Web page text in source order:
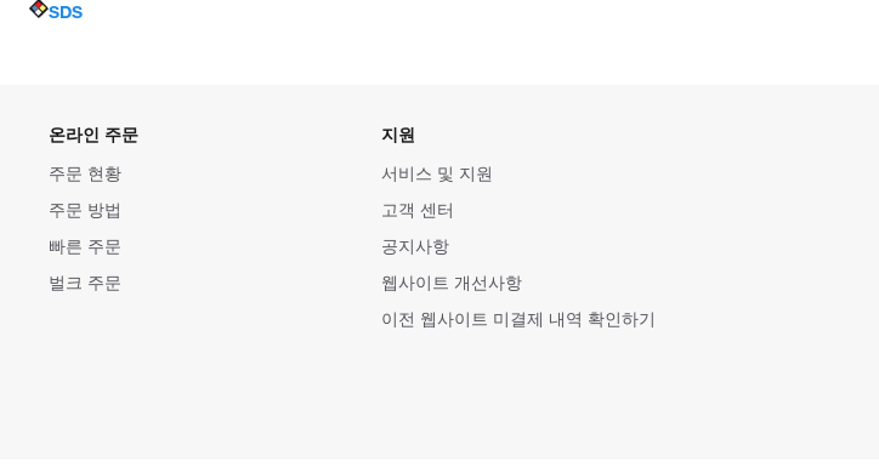
SDS
온라인 주문
주문 현황
주문 방법
빠른 주문
벌크 주문
지원
서비스 및 지원
고객 센터
공지사항
웹사이트 개선사항
이전 웹사이트 미결제 내역 확인하기